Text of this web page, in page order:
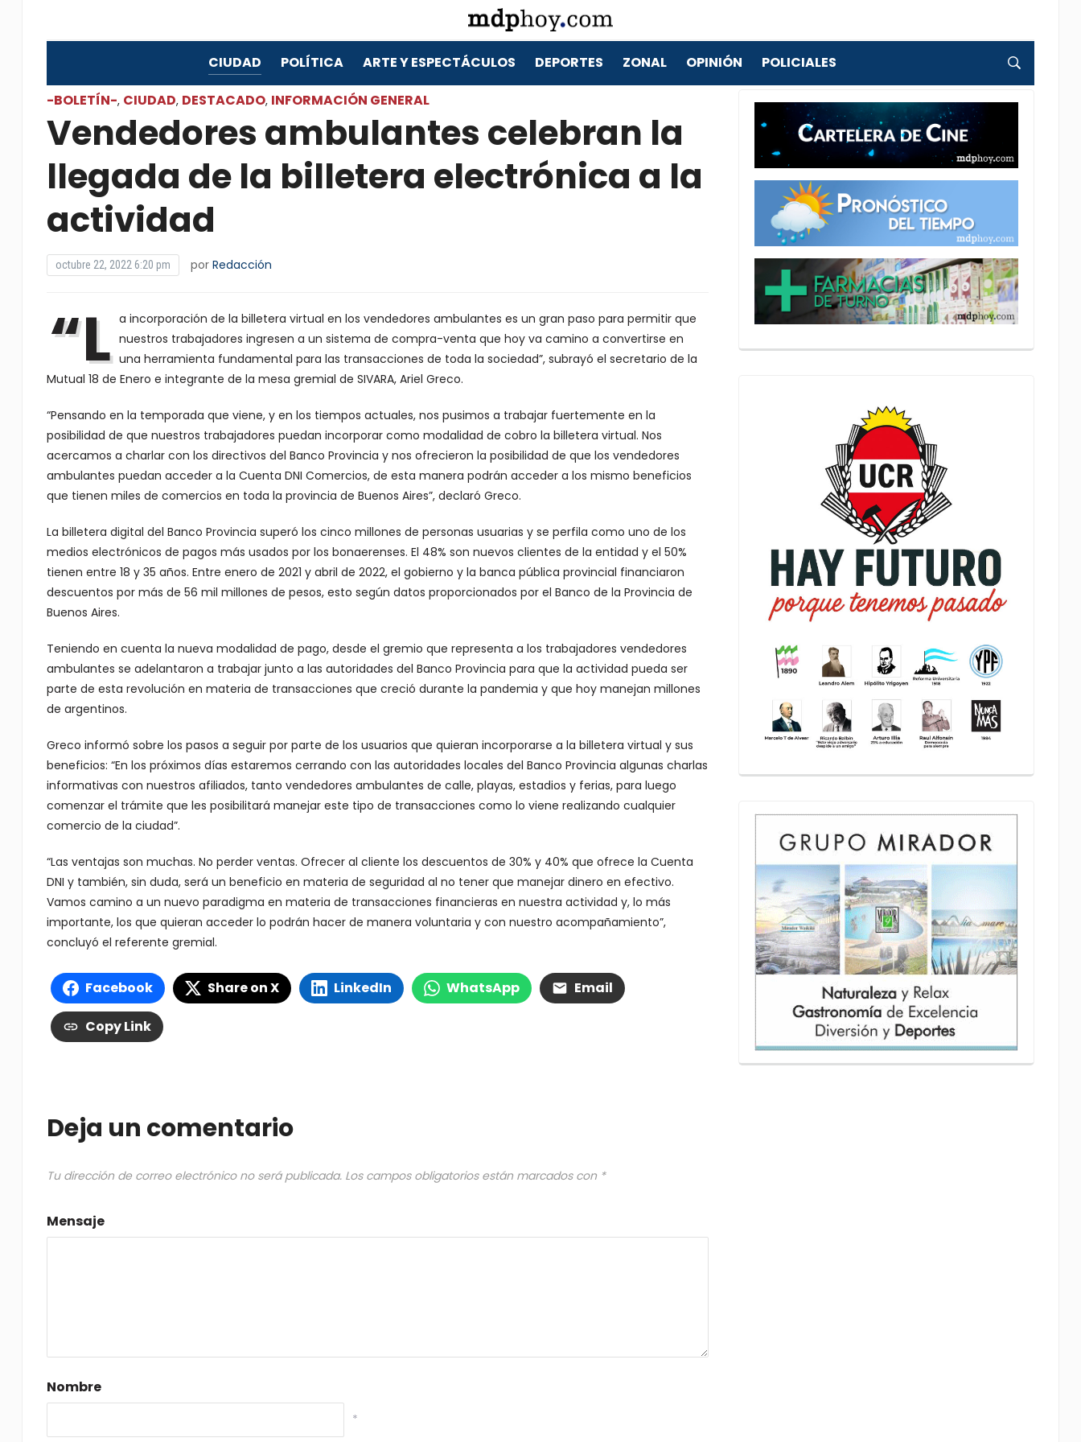
CIUDAD POLÍTICA ARTE Y ESPECTÁCULOS DEPORTES ZONAL OPINIÓN POLICIALES
-BOLETÍN-, CIUDAD, DESTACADO, INFORMACIÓN GENERAL
Vendedores ambulantes celebran la
llegada de la billetera electrónica a la
actividad
octubre 22, 2022 6:20 pm por Redacción
“L a incorporación de la billetera virtual en los vendedores ambulantes es un gran paso para permitir que
nuestros trabajadores ingresen a un sistema de compra-venta que hoy va camino a convertirse en
una herramienta fundamental para las transacciones de toda la sociedad”, subrayó el secretario de la
Mutual 18 de Enero e integrante de la mesa gremial de SIVARA, Ariel Greco.
“Pensando en la temporada que viene, y en los tiempos actuales, nos pusimos a trabajar fuertemente en la
posibilidad de que nuestros trabajadores puedan incorporar como modalidad de cobro la billetera virtual. Nos
acercamos a charlar con los directivos del Banco Provincia y nos ofrecieron la posibilidad de que los vendedores
ambulantes puedan acceder a la Cuenta DNI Comercios, de esta manera podrán acceder a los mismo beneficios
que tienen miles de comercios en toda la provincia de Buenos Aires”, declaró Greco.
La billetera digital del Banco Provincia superó los cinco millones de personas usuarias y se perfila como uno de los
medios electrónicos de pagos más usados por los bonaerenses. El 48% son nuevos clientes de la entidad y el 50%
tienen entre 18 y 35 años. Entre enero de 2021 y abril de 2022, el gobierno y la banca pública provincial financiaron
descuentos por más de 56 mil millones de pesos, esto según datos proporcionados por el Banco de la Provincia de
Buenos Aires.
Teniendo en cuenta la nueva modalidad de pago, desde el gremio que representa a los trabajadores vendedores
ambulantes se adelantaron a trabajar junto a las autoridades del Banco Provincia para que la actividad pueda ser
parte de esta revolución en materia de transacciones que creció durante la pandemia y que hoy manejan millones
de argentinos.
Greco informó sobre los pasos a seguir por parte de los usuarios que quieran incorporarse a la billetera virtual y sus
beneficios: “En los próximos días estaremos cerrando con las autoridades locales del Banco Provincia algunas charlas
informativas con nuestros afiliados, tanto vendedores ambulantes de calle, playas, estadios y ferias, para luego
comenzar el trámite que les posibilitará manejar este tipo de transacciones como lo viene realizando cualquier
comercio de la ciudad”.
“Las ventajas son muchas. No perder ventas. Ofrecer al cliente los descuentos de 30% y 40% que ofrece la Cuenta
DNI y también, sin duda, será un beneficio en materia de seguridad al no tener que manejar dinero en efectivo.
Vamos camino a un nuevo paradigma en materia de transacciones financieras en nuestra actividad y, lo más
importante, los que quieran acceder lo podrán hacer de manera voluntaria y con nuestro acompañamiento”,
concluyó el referente gremial.
Facebook Share on X LinkedIn WhatsApp Email
Copy Link
Deja un comentario
Tu dirección de correo electrónico no será publicada. Los campos obligatorios están marcados con *
Mensaje
Nombre
*